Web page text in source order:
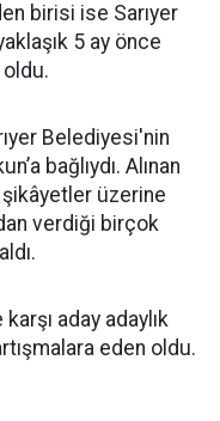
birisi ise Sarıyer
5 ay önce
oldu.
Belediyesi'nin
bağlıydı. Alınan
üzerine
verdiği birçok
aday adaylık
eden oldu.